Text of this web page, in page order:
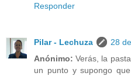
Responder
Pilar - Lechuza
28
Anónimo: Verás, la
un punto y supongo